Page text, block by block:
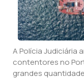
A Polícia Judiciária
contentores no
grandes